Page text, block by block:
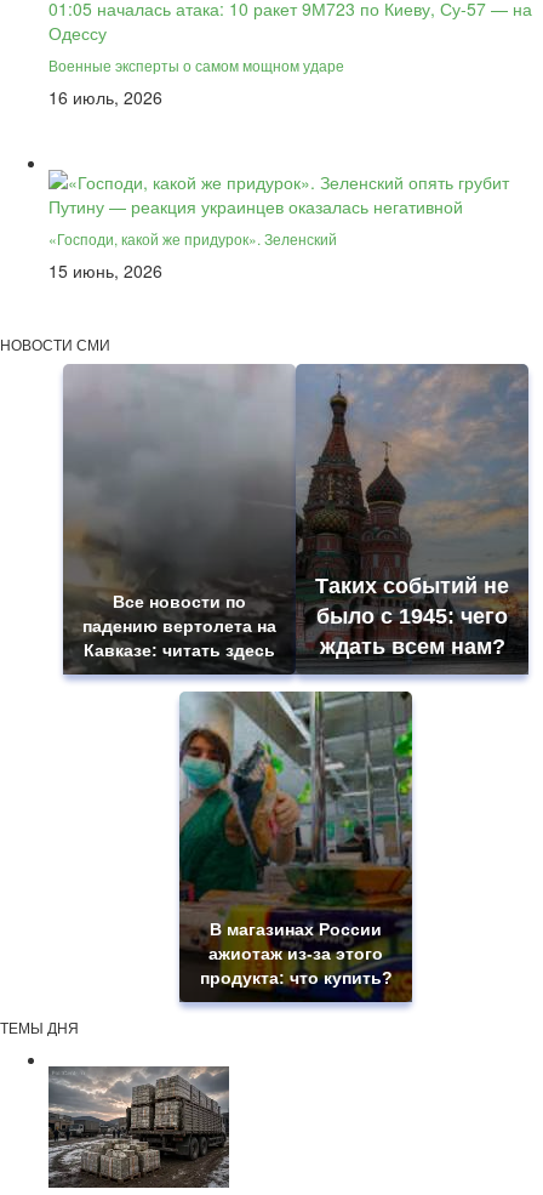
Военные эксперты о самом мощном ударе
16 июль, 2026
«Господи, какой же придурок». Зеленский
15 июнь, 2026
НОВОСТИ СМИ
Все новости по
падению вертолета на
Кавказе: читать здесь
Таких событий не
было с 1945: чего
ждать всем нам?
В магазинах России
ажиотаж из-за этого
продукта: что купить?
ТЕМЫ ДНЯ